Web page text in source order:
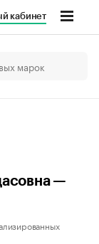
кабинет
—